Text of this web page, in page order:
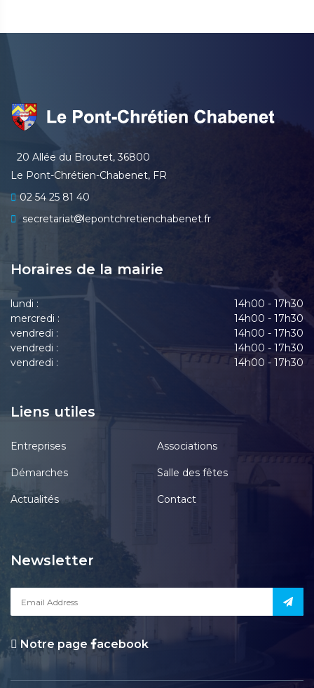
20 Allée du Broutet, 36800
Le Pont-Chrétien-Chabenet, FR
02 54 25 81 40
secretariat
lepontchretienchabenet.fr
Horaires de la mairie
lundi :
14h00 - 17h30
mercredi :
14h00 - 17h30
vendredi :
14h00 - 17h30
vendredi :
14h00 - 17h30
vendredi :
14h00 - 17h30
Liens utiles
Entreprises Associations
Démarches Salle des fêtes
Actualités Contact
Newsletter
Notre page acebook